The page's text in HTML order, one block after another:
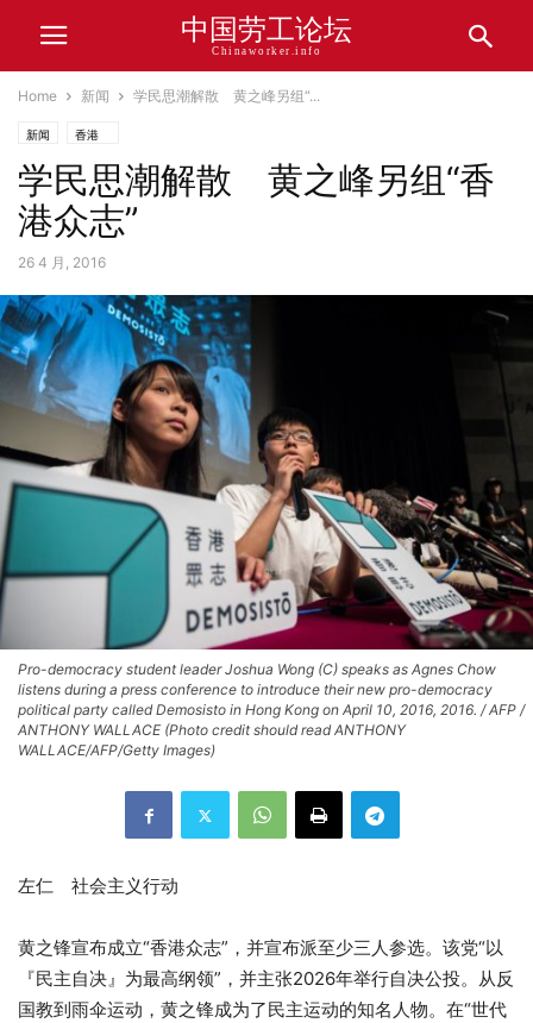
中国劳工论坛
Chinaworker.info
Home 新闻 学民思潮解散 黄之峰另组“...
新闻 香港
学民思潮解散 黄之峰另组“香
港众志”
26 4 月, 2016
Pro-democracy student leader Joshua Wong (C) speaks as Agnes Chow
listens during a press conference to introduce their new pro-democracy
political party called Demosisto in Hong Kong on April 10, 2016, 2016. / AFP /
ANTHONY WALLACE (Photo credit should read ANTHONY
WALLACE/AFP/Getty Images)
左仁 社会主义行动
黄之锋宣布成立“香港众志”，并宣布派至少三人参选。 该党“以
『民主自决』为最高纲领”，并主张2026年举行自决公投。从反
国教到雨伞运动，黄之锋成为了民主运动的知名人物。在“世代